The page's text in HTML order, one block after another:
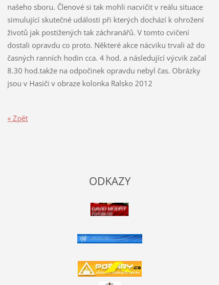
našeho sboru. Členové si tak mohli nacvičit v reálu situace
simulující skutečné události při kterých dochází k ohrožení
životů jak postižených tak záchranářů. V tomto cvičení
dostali opravdu co proto. Některé akce nácviku trvali až do
časných ranních hodin cca. 4 hod. a následující výcvik začal
8.30 hod.takže na odpočinek opravdu nebyl čas. Obrázky
jsou v Hasiči v obraze kolonka Ralsko 2012
« Zpět
ODKAZY